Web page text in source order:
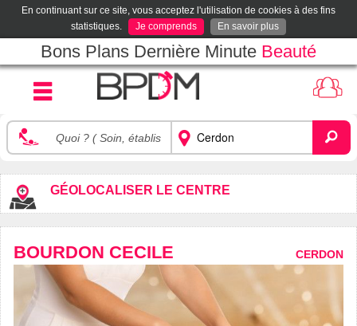
En continuant sur ce site, vous acceptez l'utilisation de cookies à des fins
statistiques.
Je comprends En savoir plus
Bons Plans Dernière Minute Beauté
GÉOLOCALISER LE CENTRE
BOURDON CECILE CERDON